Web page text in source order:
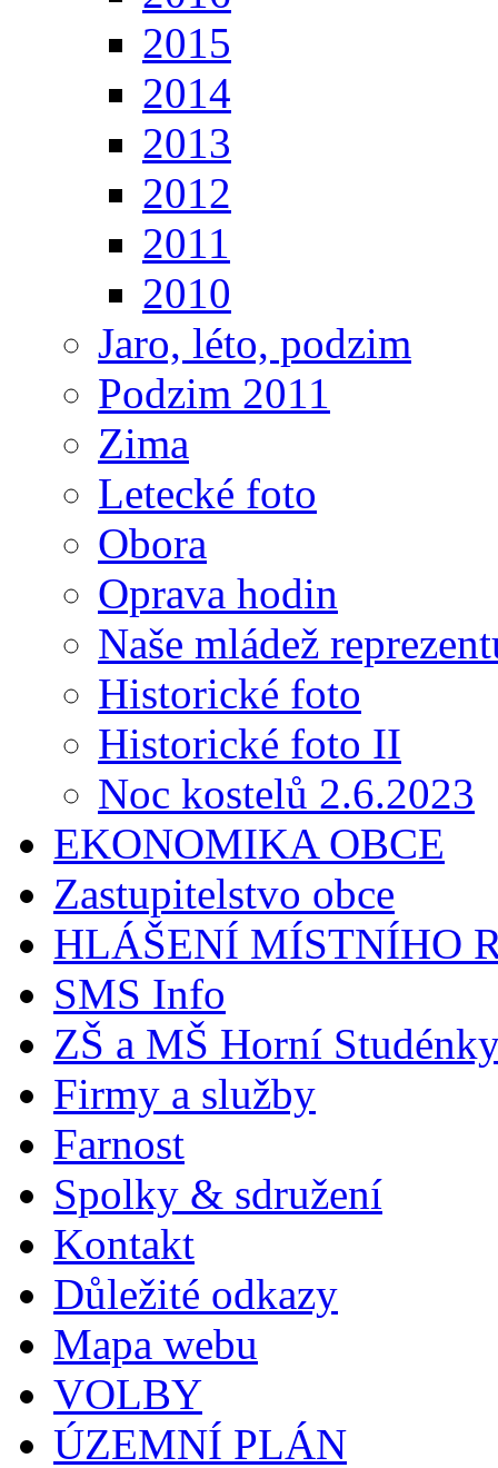
2015
2014
2013
2012
2011
2010
Jaro, léto, podzim
Podzim 2011
Zima
Letecké foto
Obora
Oprava hodin
Naše mládež
Historické foto
Historické foto II
Noc kostelů 2.6.2023
EKONOMIKA OBCE
Zastupitelstvo obce
HLÁŠENÍ MÍSTNÍHO
SMS Info
ZŠ a MŠ Horní
Firmy a služby
Farnost
Spolky & sdružení
Kontakt
Důležité odkazy
Mapa webu
VOLBY
ÚZEMNÍ PLÁN